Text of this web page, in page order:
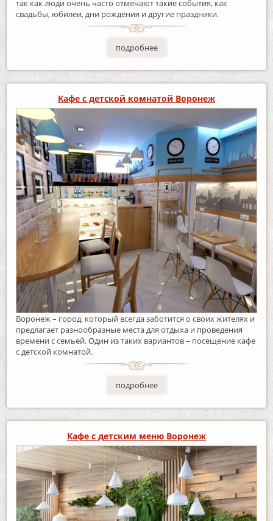
так как люди очень часто отмечают такие события, как
свадьбы, юбилеи, дни рождения и другие праздники.
подробнее
Кафе с детской комнатой Воронеж
Воронеж – город, который всегда заботится о своих жителях и
предлагает разнообразные места для отдыха и проведения
времени с семьей. Один из таких вариантов – посещение кафе
с детской комнатой.
подробнее
Кафе с детским меню Воронеж